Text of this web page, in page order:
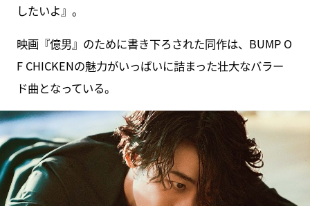
したいよ』。
映画『億男』のために書き下ろされた同作は、BUMP O
F CHICKENの魅力がいっぱいに詰まった壮大なバラー
ド曲となっている。